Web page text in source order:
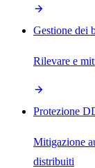
Gestione dei
Rilevare e
Protezione
Mitigazione
distribuiti